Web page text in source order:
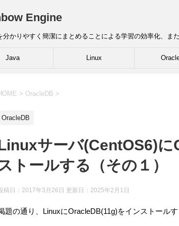
Engine
分かりやすく簡潔にまとめることによる学習の効率化、ま
Java Linux
> OracleDB >
OracleDB
サーバ(CentOS6)
トールする（その１）
稿日：2017年3月26日 更新日： 2025年2月1日
題の通り、LinuxにOracleDB(11g)をインストール